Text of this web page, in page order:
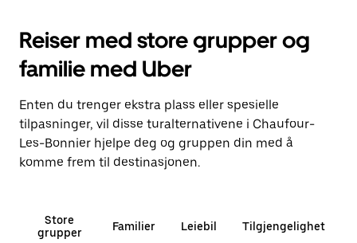
Reiser med store grupper og
familie med Uber
Enten du trenger ekstra plass eller spesielle
tilpasninger, vil disse turalternativene i Chaufour-
Les-Bonnier hjelpe deg og gruppen din med å
komme frem til destinasjonen.
Store
grupper
Familier Leiebil Tilgjengelighet